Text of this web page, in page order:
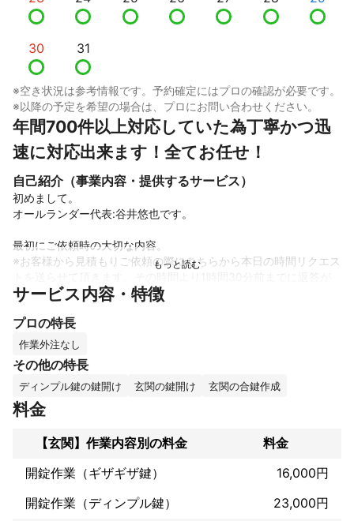
30 31
※空き状況は参考情報です。予約確定にはプロの確認が必要です。
※以降の予定を希望の場合は、プロにお問い合わせください。
年間700件以上対応していた為丁寧かつ迅
速に対応出来ます！全てお任せ！
自己紹介（事業内容・提供するサービス）
初めまして。
オールランダー代表:谷井悠也です。
最初にご依頼時の大切な内容。
※お客様から見積もりご依頼の際にこちらから本日の時間リクエス
ない場合キャンセルとさせていただきます。
:本文
経歴ですが、
元々大手広告媒体の生活のトラブルを解決させていただく仕事を5
年間しておりました。
そこでは、全国で最多の現場数とリピーター数(顧客満足度)を獲得
しておりました。
その為丁寧かつ迅速に対応出来ます。
独立理由は、大手広告媒体の為広告費用が高く
どうしても請求金額が高くなり、自分ですればもっとお安く提供
出来るのにと思い独立致しました。
ディンプルキーの場合破壊開錠になります。
綺麗に開けることは不可です。
サービス内容・特徴
プロの特長
作業外注なし
その他の特長
ディンプル鍵の鍵開け 玄関の鍵開け 玄関の合鍵作成
料金
【玄関】作業内容別の料金
料金
開錠作業（ギザギザ鍵）
16,000円
開錠作業（ディンプル鍵）
23,000円